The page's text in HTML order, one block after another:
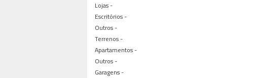
Lojas -
Escritórios -
Outros -
Terrenos -
Apartamentos -
Outros -
Garagens -